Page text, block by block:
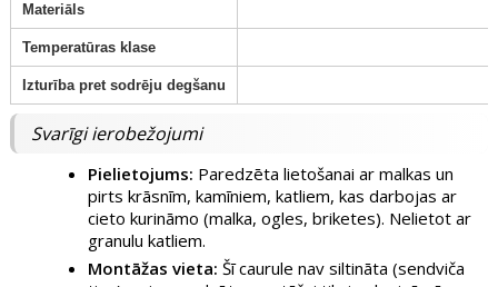
Materiāls
Temperatūras klase
Izturība pret sodrēju degšanu
Svarīgi ierobežojumi
Pielietojums: Paredzēta lietošanai ar malkas un
pirts krāsnīm, kamīniem, katliem, kas darbojas ar
cieto kurināmo (malka, ogles, briketes). Nelietot ar
granulu katliem.
Montāžas vieta: Šī caurule nav siltināta (sendviča